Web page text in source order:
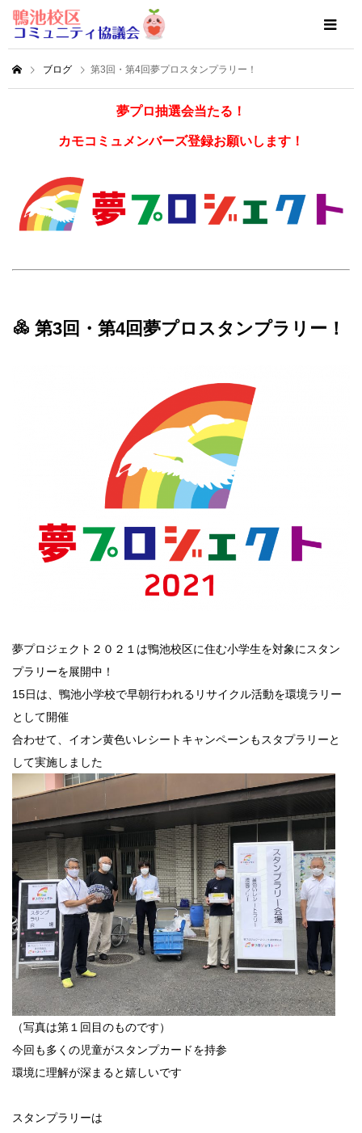
ブログ 第3回・第4回夢プロスタンプラリー！
夢プロ抽選会当たる！
カモコミュメンバーズ登録お願いします！
第3回・第4回夢プロスタンプラリー！
夢プロジェクト２０２１は鴨池校区に住む小学生を対象にスタン
プラリーを展開中！
15日は、鴨池小学校で早朝行われるリサイクル活動を環境ラリー
として開催
合わせて、イオン黄色いレシートキャンペーンもスタプラリーと
して実施しました
（写真は第１回目のものです）
今回も多くの児童がスタンプカードを持参
環境に理解が深まると嬉しいです
スタンプラリーは